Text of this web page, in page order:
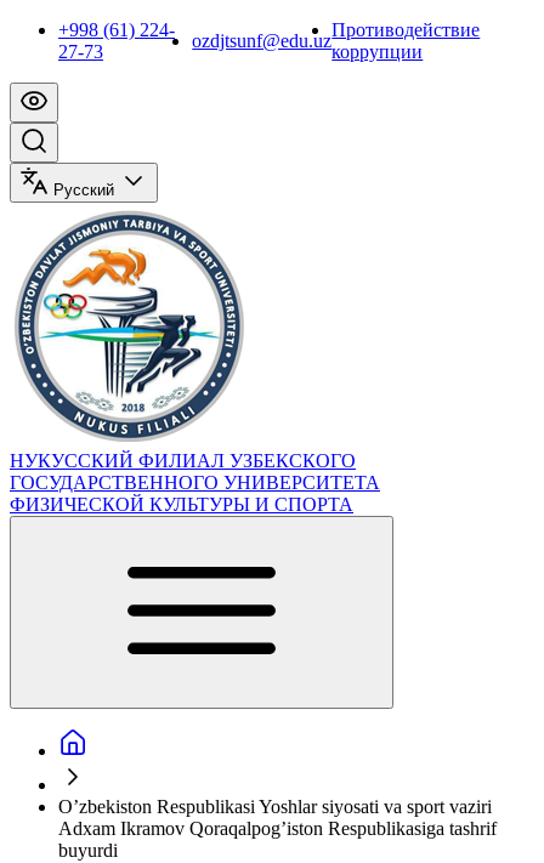
+998 (61) 224-
27-73
ozdjtsunf@edu.uz
Противодействие
коррупции
Русский
НУКУССКИЙ ФИЛИАЛ УЗБЕКСКОГО
ГОСУДАРСТВЕННОГО УНИВЕРСИТЕТА
ФИЗИЧЕСКОЙ КУЛЬТУРЫ И СПОРТА
Oʼzbekiston Respublikasi Yoshlar siyosati va sport vaziri
Аdxam Ikramov Qoraqalpogʼiston Respublikasiga tashrif
buyurdi